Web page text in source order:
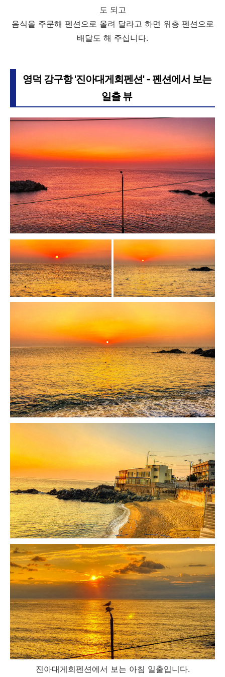
도 되고
음식을 주문해 펜션으로 올려 달라고 하면 위층 펜션으로
배달도 해 주십니다.
영덕 강구항 '진아대게회펜션' - 펜션에서 보는
일출 뷰
진아대게회펜션에서 보는 아침 일출입니다.